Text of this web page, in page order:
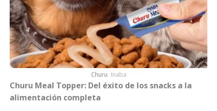
Churu Inaba
Churu Meal Topper: Del éxito de los snacks a la
alimentación completa